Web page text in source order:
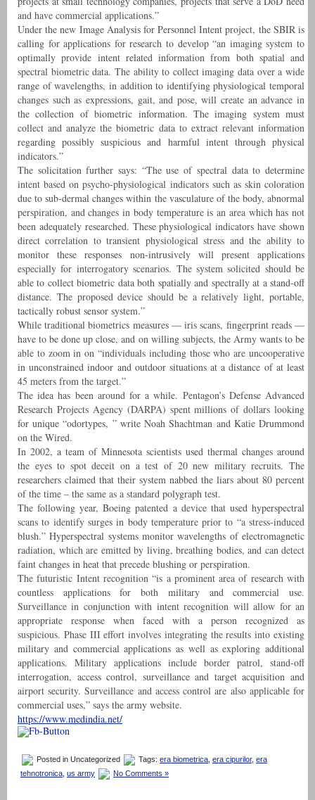
and have commercial applications.”
Under the new Image Analysis for Personnel Intent project, the SBIR is
calling for applications for research to develop “an imaging system to
optimally provide intent related information from both spatial and
spectral biometric data. The ability to collect imaging data over a wide
range of wavelengths, in addition to identifying physiological temporal
changes such as expressions, gait, and pose, will create an advance in
the collection of biometric information. The imaging system must
collect and analyze the biometric data to extract relevant information
regarding possibly suspicious and harmful intent through physical
indicators.”
The solicitation further says: “The use of spectral data to determine
intent based on psycho-physiological indicators such as skin coloration
due to sub-dermal changes within the vasculature of the body, abnormal
perspiration, and changes in body temperature is an area which has not
been adequately researched. These physiological indicators have shown
direct correlation to transient physiological stress and the ability to
monitor these responses non-intrusively will present applications
especially for interrogatory scenarios. The system solicited should be
able to collect biometric data both spatially and spectrally at a stand-off
distance. The proposed device should be a relatively light, portable,
tactically robust sensor system.”
While traditional biometrics measures — iris scans, fingerprint reads —
have to be done up close, and on willing subjects, the Army wants to be
able to zoom in on “individuals including those who are uncooperative
in unconstrained indoor and outdoor situations at a distance of at least
45 meters from the target.”
The idea has been around for a while. Pentagon’s Defense Advanced
Research Projects Agency (DARPA) spent millions of dollars looking
for unique “odortypes, ” write Noah Shachtman and Katie Drummond
on the Wired.
In 2002, a team of Minnesota scientists used thermal changes around
the eyes to spot deceit on a test of 20 new military recruits. The
researchers claimed that their system nabbed the liars about 80 percent
of the time – the same as a standard polygraph test.
The following year, Boeing patented a device that used hyperspectral
scans to identify surges in body temperature prior to “a stress-induced
blush.” Hyperspectral systems monitor wavelengths of electromagnetic
radiation, which are emitted by living, breathing bodies, and can detect
faint changes in heat that precede blushing or perspiration.
The futuristic Intent recognition “is a prominent area of research with
countless applications for both military and commercial use.
Surveillance in conjunction with intent recognition will allow for an
appropriate response when faced with a person recognized as
suspicious. Phase III effort involves integrating the results into existing
military and commercial applications as well as exploring additional
applications. Military applications include border patrol, stand-off
interrogation, access control, surveillance and target acquisition and
airport security. Surveillance and access control are also applicable for
commercial uses,” says the army website.
https://www.medindia.net/
Posted in Uncategorized Tags: era biometrica era cipurilor, era
tehnotronica us army No Comments »